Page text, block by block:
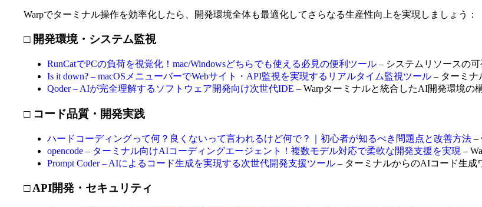
Warpでターミナル操作を効率化したら、開発環境全体も最適化してさらなる生産性向上を実現しましょう：
□ 開発環境・システム監視
RunCatでPCの負荷を視覚化！mac/Windowsどちらでも使える必見の便利ツール – システムリソースの
Is it down? – macOSメニューバーでWebサイト・API監視を実現するリアルタイム監視ツール – ターミナ
Qoder – AIが完全理解するソフトウェア開発向け次世代IDE – Warpターミナルと統合したAI開発環境の
□ コード品質・開発実践
ハードコーディングって何？良くないって言われるけど何で？｜初心者が知るべき問題点と改善方法 –
opencode – ターミナル向けAIコーディングエージェント！複数モデル対応で柔軟な開発支援を実現 –
Prompt Coder – AIによるコード生成を実現する次世代開発支援ツール – ターミナルからのAIコード生成
□ API開発・セキュリティ